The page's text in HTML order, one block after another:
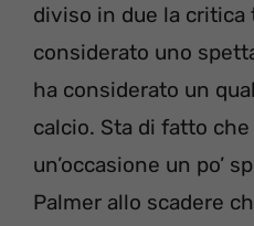
diviso in due la critica
considerato uno
ha considerato un
calcio. Sta di fatto
un’occasione un po’
Palmer allo scadere